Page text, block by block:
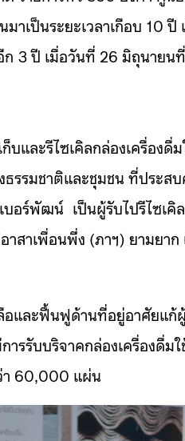
าเป็นระยะเวลาเกือบ 10
ก 3 ปี เมื่อวันที่ 26 มิถุนายน
บและรีไซเคิลกล่องเครื่อง
รรมชาติและชุมชน ที่ประส
อร์พัฒน์ เป็นผู้รับไปรีไซเคิ
าเพื่อนพึ่ง (ภาฯ) ยามยาก
และฟื้นฟูด้านที่อยู่อาศัยแก้
รรับบริจาคกล่องเครื่องดื่ม
า 60,000 แผ่น